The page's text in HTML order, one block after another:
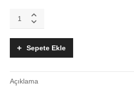
Otel
İçin
Baskılı
Metal
Sepete Ekle
Açıklama